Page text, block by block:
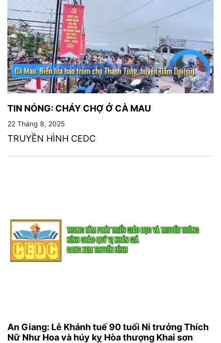
TIN NÓNG: CHÁY CHỢ Ở CÀ MAU
22 Tháng 8, 2025
TRUYỀN HÌNH CEDC
An Giang: Lễ Khánh tuế 90 tuổi Ni trưởng Thích
Nữ Như Hoa và húy kỵ Hòa thượng Khai sơn